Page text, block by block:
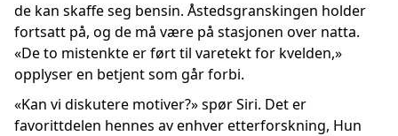
de kan skaffe seg bensin. Åstedsgranskingen holder
fortsatt på, og de må være på stasjonen over natta.
«De to mistenkte er ført til varetekt for kvelden,»
opplyser en betjent som går forbi.
«Kan vi diskutere motiver?» spør Siri. Det er
favorittdelen hennes av enhver etterforskning, Hun